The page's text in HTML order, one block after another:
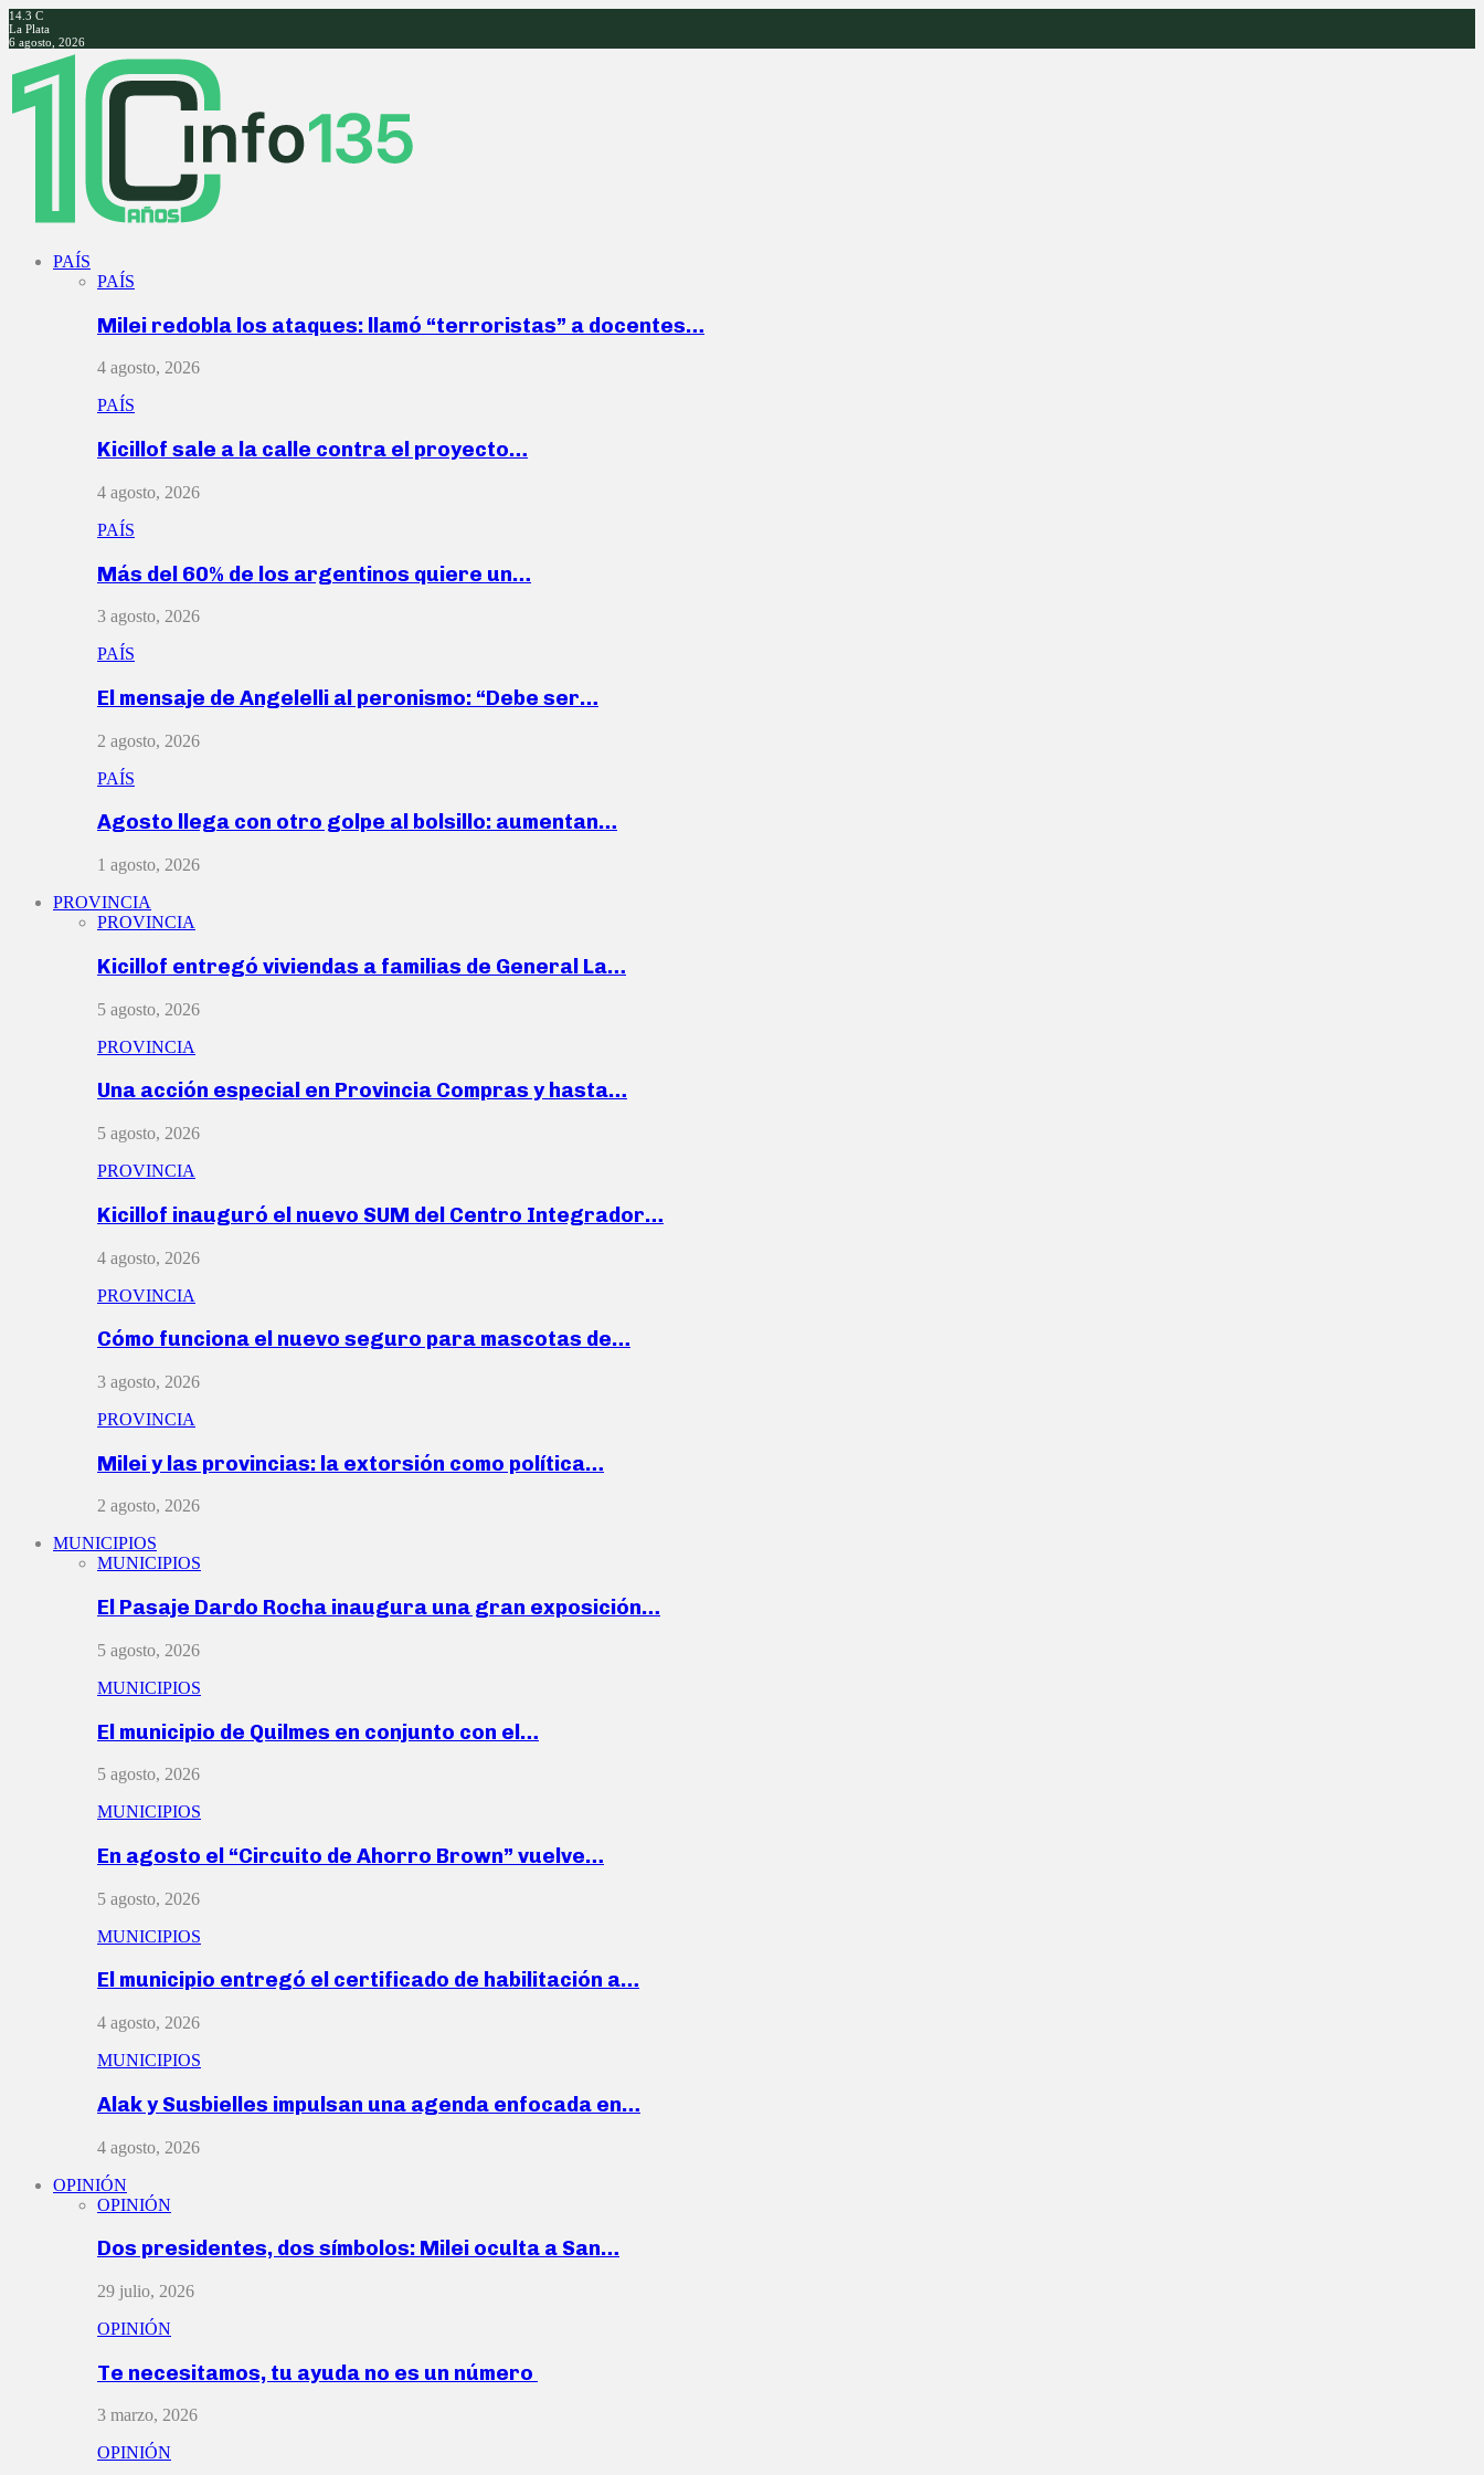
14.3 C
La Plata
6 agosto, 2026
Facebook
Twitter
Instagram
Youtube
PAÍS
PAÍS
Milei redobla los ataques: llamó “terroristas” a docentes…
4 agosto, 2026
PAÍS
Kicillof sale a la calle contra el proyecto…
4 agosto, 2026
PAÍS
Más del 60% de los argentinos quiere un…
3 agosto, 2026
PAÍS
El mensaje de Angelelli al peronismo: “Debe ser…
2 agosto, 2026
PAÍS
Agosto llega con otro golpe al bolsillo: aumentan…
1 agosto, 2026
PROVINCIA
PROVINCIA
Kicillof entregó viviendas a familias de General La…
5 agosto, 2026
PROVINCIA
Una acción especial en Provincia Compras y hasta…
5 agosto, 2026
PROVINCIA
Kicillof inauguró el nuevo SUM del Centro Integrador…
4 agosto, 2026
PROVINCIA
Cómo funciona el nuevo seguro para mascotas de…
3 agosto, 2026
PROVINCIA
Milei y las provincias: la extorsión como política…
2 agosto, 2026
MUNICIPIOS
MUNICIPIOS
El Pasaje Dardo Rocha inaugura una gran exposición…
5 agosto, 2026
MUNICIPIOS
El municipio de Quilmes en conjunto con el…
5 agosto, 2026
MUNICIPIOS
En agosto el “Circuito de Ahorro Brown” vuelve…
5 agosto, 2026
MUNICIPIOS
El municipio entregó el certificado de habilitación a…
4 agosto, 2026
MUNICIPIOS
Alak y Susbielles impulsan una agenda enfocada en…
4 agosto, 2026
OPINIÓN
OPINIÓN
Dos presidentes, dos símbolos: Milei oculta a San…
29 julio, 2026
OPINIÓN
Te necesitamos, tu ayuda no es un número
3 marzo, 2026
OPINIÓN